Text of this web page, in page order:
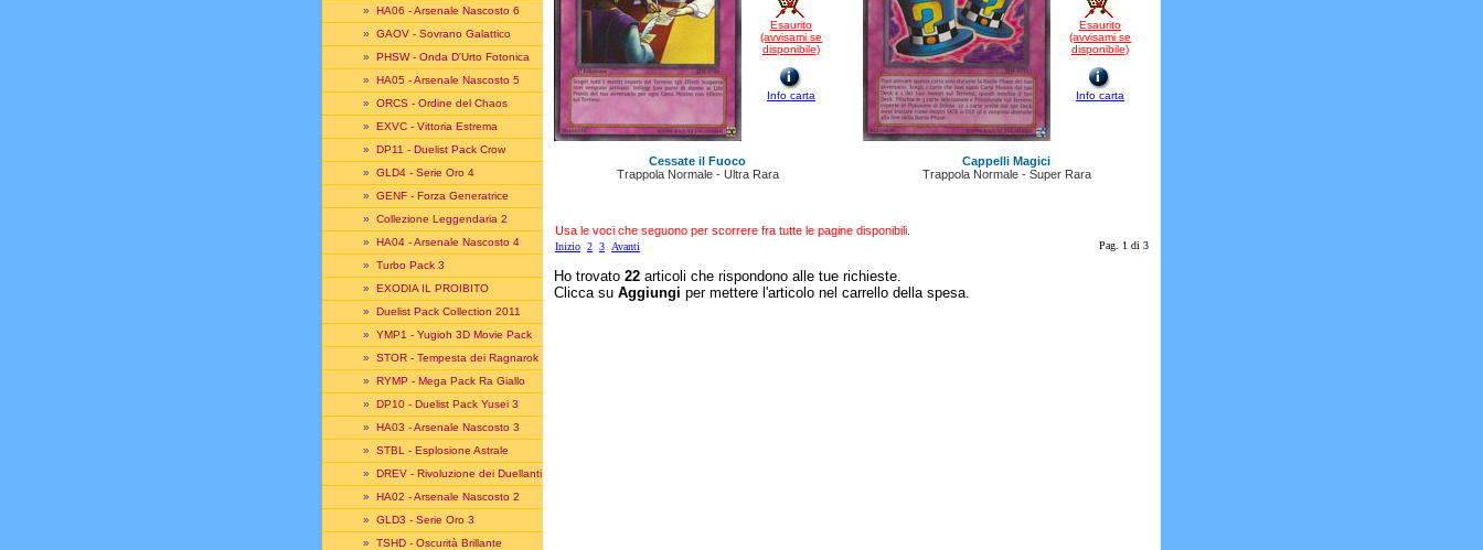
» HA06 - Arsenale Nascosto 6
» GAOV - Sovrano Galattico
» PHSW - Onda D'Urto Fotonica
» HA05 - Arsenale Nascosto 5
» ORCS - Ordine del Chaos
» EXVC - Vittoria Estrema
» DP11 - Duelist Pack Crow
» GLD4 - Serie Oro 4
» GENF - Forza Generatrice
» Collezione Leggendaria 2
» HA04 - Arsenale Nascosto 4
» Turbo Pack 3
» EXODIA IL PROIBITO
» Duelist Pack Collection 2011
» YMP1 - Yugioh 3D Movie Pack
» STOR - Tempesta dei Ragnarok
» RYMP - Mega Pack Ra Giallo
» DP10 - Duelist Pack Yusei 3
» HA03 - Arsenale Nascosto 3
» STBL - Esplosione Astrale
» DREV - Rivoluzione dei Duellanti
» HA02 - Arsenale Nascosto 2
» GLD3 - Serie Oro 3
» TSHD - Oscurità Brillante
Esaurito
(avvisami se
disponibile)
Info carta
Cessate il Fuoco
Trappola Normale - Ultra Rara
Esaurito
(avvisami se
disponibile)
Info carta
Cappelli Magici
Trappola Normale - Super Rara
Usa le voci che seguono per scorrere fra tutte le pagine disponibili.
Inizio 2 3 Avanti Pag. 1 di 3
Ho trovato 22 articoli che rispondono alle tue richieste.
Clicca su Aggiungi per mettere l'articolo nel carrello della spesa.